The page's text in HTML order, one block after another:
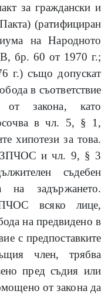
за граждански и
(ратифициран
на Народното
бр. 60 от 1970 г.;
г.) също допускат
в съответствие
от закона, като
в чл. 5, § 1,
хипотези за това.
и чл. 9, § 3
съдебен
на задържането.
всяко лице,
на предвидено в
с предпоставките
член, трябва
пред съдия или
от закона да